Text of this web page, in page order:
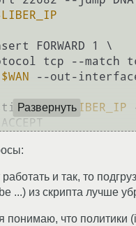
FORWARD 1 \
$WAN --out-
--destination
$LIBER_IP
Развернуть
и так, то
...) из скрипта лучше
понимаю, что политики